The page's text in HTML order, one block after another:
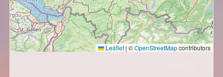
Leaflet | ©OpenStreetMapcontributors